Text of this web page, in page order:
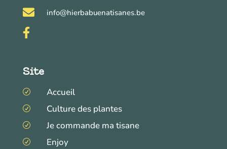
 info@hierbabuenatisanes.be

Site
R Accueil
R Culture des plantes
R Je commande ma tisane
R Enjoy